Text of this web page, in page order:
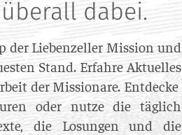
dabei.
der Liebenzeller Mission und
Stand. Erfahre Aktuelles
der Missionare. Entdecke
oder nutze die täglich
die Losungen und die